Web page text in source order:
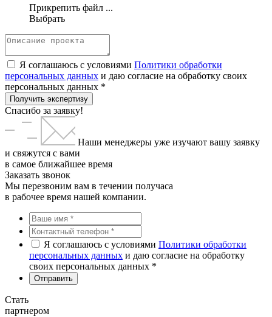
Прикрепить файл ...
Выбрать
Я соглашаюсь с условиями Политики обработки
персональных данных и даю согласие на обработку своих
персональных данных *
Получить экспертизу
Спасибо за заявку!
Наши менеджеры уже изучают вашу заявку
и свяжутся с вами
в самое ближайшее время
Заказать звонок
Мы перезвоним вам в течении получаса
в рабочее время нашей компании.
Я соглашаюсь с условиями Политики обработки
персональных данных и даю согласие на обработку
своих персональных данных *
Стать
партнером